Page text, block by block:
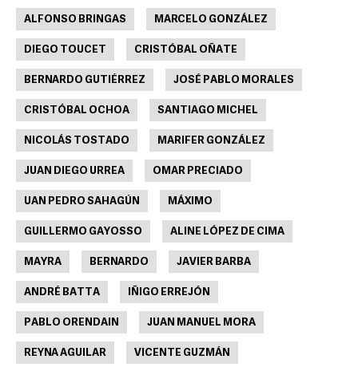
ALFONSO BRINGAS MARCELO GONZÁLEZ
DIEGO TOUCET CRISTÓBAL OÑATE
BERNARDO GUTIÉRREZ JOSÉ PABLO MORALES
CRISTÓBAL OCHOA SANTIAGO MICHEL
NICOLÁS TOSTADO MARIFER GONZÁLEZ
JUAN DIEGO URREA OMAR PRECIADO
UAN PEDRO SAHAGÚN MÁXIMO
GUILLERMO GAYOSSO ALINE LÓPEZ DE CIMA
MAYRA BERNARDO JAVIER BARBA
ANDRÉ BATTA IÑIGO ERREJÓN
PABLO ORENDAIN JUAN MANUEL MORA
REYNA AGUILAR VICENTE GUZMÁN